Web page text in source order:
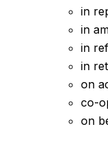
in
in
in
in
on
co-
on